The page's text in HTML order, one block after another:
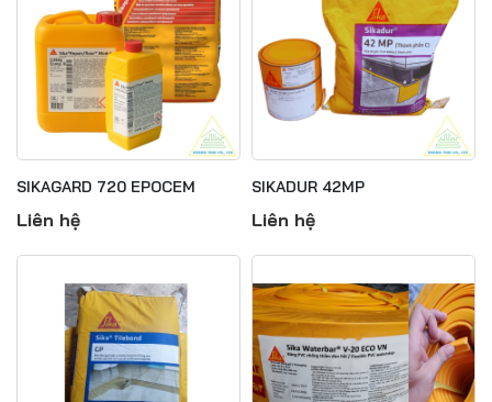
SIKAGARD 720 EPOCEM
Liên hệ
SIKADUR 42MP
Liên hệ